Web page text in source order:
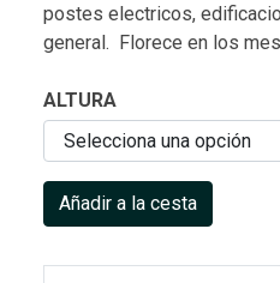
postes electricos,
general. Florece en los
ALTURA
Añadir a la cesta